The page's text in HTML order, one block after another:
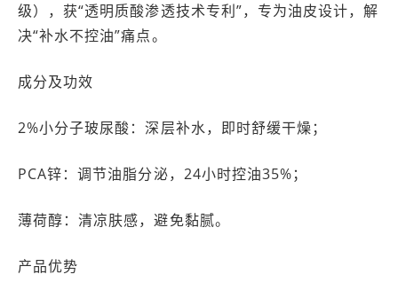
级），获“透明质酸渗透技术专利”，专为油皮设计，解
决“补水不控油”痛点。
成分及功效
2%小分子玻尿酸：深层补水，即时舒缓干燥；
PCA锌：调节油脂分泌，24小时控油35%；
薄荷醇：清凉肤感，避免黏腻。
产品优势